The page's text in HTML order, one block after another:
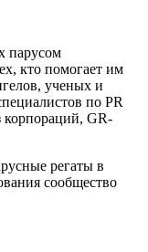
парусом
кто помогает им
ученых и
по PR
корпораций, GR-
регаты в
сообщество